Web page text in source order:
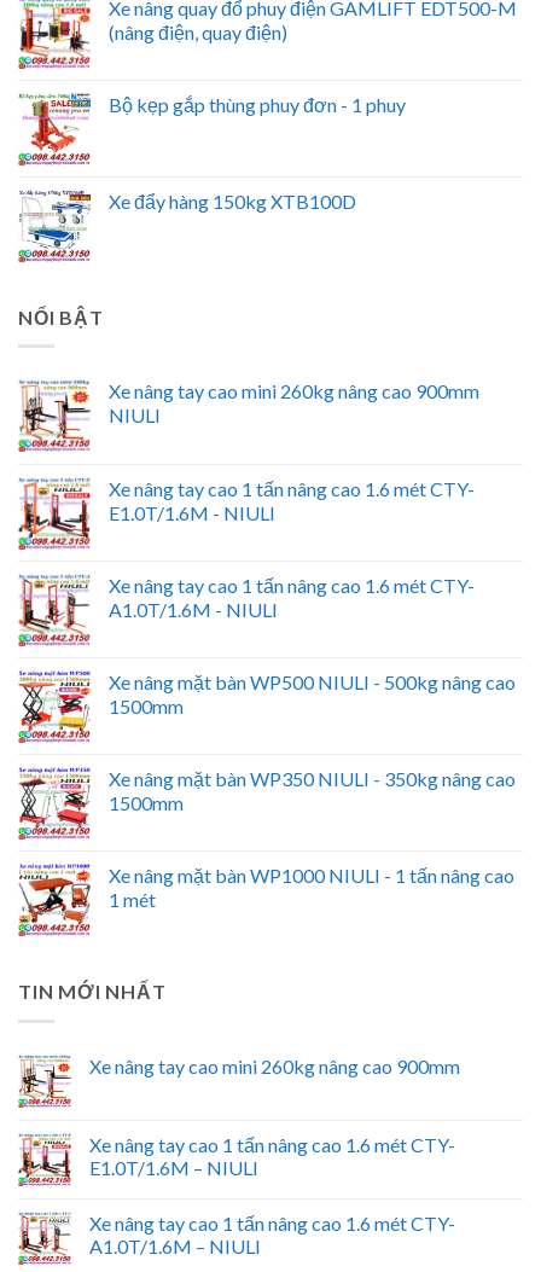
Xe nâng quay đổ phuy điện GAMLIFT EDT500-M
(nâng điện, quay điện)
Bộ kẹp gắp thùng phuy đơn - 1 phuy
Xe đẩy hàng 150kg XTB100D
NỔI BẬT
Xe nâng tay cao mini 260kg nâng cao 900mm
NIULI
Xe nâng tay cao 1 tấn nâng cao 1.6 mét CTY-
E1.0T/1.6M - NIULI
Xe nâng tay cao 1 tấn nâng cao 1.6 mét CTY-
A1.0T/1.6M - NIULI
Xe nâng mặt bàn WP500 NIULI - 500kg nâng cao
1500mm
Xe nâng mặt bàn WP350 NIULI - 350kg nâng cao
1500mm
Xe nâng mặt bàn WP1000 NIULI - 1 tấn nâng cao
1 mét
TIN MỚI NHẤT
Xe nâng tay cao mini 260kg nâng cao 900mm
Xe nâng tay cao 1 tấn nâng cao 1.6 mét CTY-
E1.0T/1.6M – NIULI
Xe nâng tay cao 1 tấn nâng cao 1.6 mét CTY-
A1.0T/1.6M – NIULI